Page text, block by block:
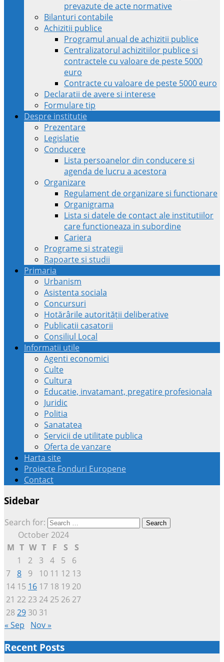
prevazute de acte normative
Bilanturi contabile
Achizitii publice
Programul anual de achizitii publice
Centralizatorul achizitiilor publice si
contractele cu valoare de peste 5000
euro
Contracte cu valoare de peste 5000 euro
Declaratii de avere si interese
Formulare tip
Despre institutie
Prezentare
Legislatie
Conducere
Lista persoanelor din conducere si
agenda de lucru a acestora
Organizare
Regulament de organizare si functionare
Organigrama
Lista si datele de contact ale institutiilor
care functioneaza in subordine
Cariera
Programe si strategii
Rapoarte si studii
Primaria
Urbanism
Asistenta sociala
Concursuri
Hotărârile autorității deliberative
Publicatii casatorii
Consiliul Local
Informatii utile
Agenti economici
Culte
Cultura
Educatie, invatamant, pregatire profesionala
Juridic
Politia
Sanatatea
Servicii de utilitate publica
Oferta de vanzare
Harta site
Proiecte Fonduri Europene
Contact
Sidebar
Search for:
October 2024
M T W T F S
S
1
2 3 4 5
6
7 8 9 10 11 12 13
14 15 16 17 18 19 20
21 22 23 24 25 26 27
2829 30 31
« Sep
Nov »
Recent Posts